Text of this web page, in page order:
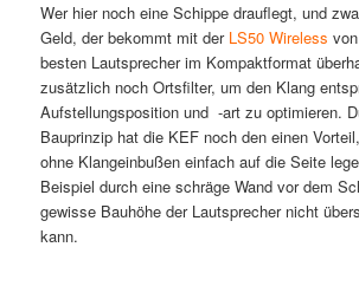
Wer hier noch eine Schippe drauflegt, und
Geld, der bekommt mit der LS50 Wireless
besten Lautsprecher im Kompaktformat
zusätzlich noch Ortsfilter, um den Klang
Aufstellungsposition und -art zu optimieren.
Bauprinzip hat die KEF noch den einen
ohne Klangeinbußen einfach auf die Seite
Beispiel durch eine schräge Wand vor dem
gewisse Bauhöhe der Lautsprecher nicht
kann.